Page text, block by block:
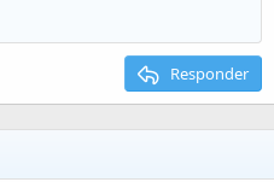
Responder